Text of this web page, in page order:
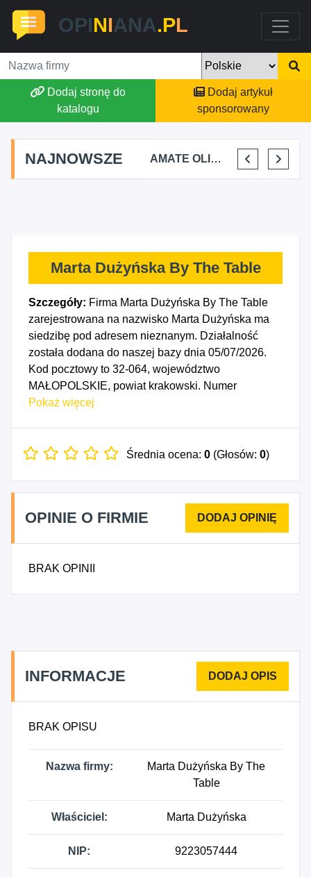
OPINIANA.PL
Dodaj stronę do
katalogu
Dodaj artykuł
sponsorowany
NAJNOWSZE
ALEKSANDRA BAKA AMATE OLIWIA KIRKIEWICZ KAJU BUS JUSTYNA JASTRZĘBSKA
Marta Dużyńska By The Table
Szczegóły: Firma Marta Dużyńska By The Table
zarejestrowana na nazwisko Marta Dużyńska ma
siedzibę pod adresem nieznanym. Działalność
została dodana do naszej bazy dnia 05/07/2026.
Kod pocztowy to 32-064, województwo
MAŁOPOLSKIE, powiat krakowski. Numer
Identyfikacji Podatkowej NIP to 9223057444, a
rozpoczęcia działalności gospodarczej przypada
wyrobów prowadzona w wyspecjalizowanych
sklepach, 4791Z - Sprzedaż detaliczna
prowadzona przez domy sprzedaży wysyłkowej lub
8230Z - Działalność związana z organizacją
odbiorców zewnętrznych (katering regularny) i
pozostała gastronomiczna działalność usługowa.
Pokaż więcej
Średnia ocena: 0 (Głosów: 0)
OPINIE O FIRMIE
BRAK OPINII
INFORMACJE
BRAK OPISU
Nazwa firmy:
Marta Dużyńska By The
Table
Właściciel: Marta Dużyńska
NIP: 9223057444